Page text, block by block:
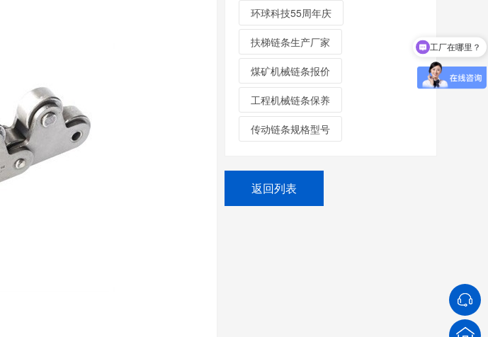
环球科技55周年庆
扶梯链条生产厂家
煤矿机械链条报价
工程机械链条保养
传动链条规格型号
返回列表
工厂在哪里？